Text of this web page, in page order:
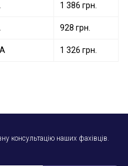
1 386 грн.
928 грн.
1 326 грн.
консультацію наших фахівців.